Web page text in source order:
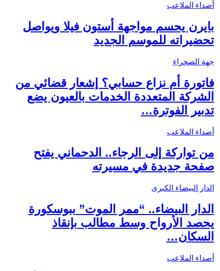
أصداء الملاعب
بايرن يحسم مواجهة أستون فيلا ويواصل
تحضيراته للموسم الجديد
جهة الصحراء
فاتورة أم نزاع حسابي؟ إشعار قضائي من
الشركة المتعددة الخدمات بالعيون يضع
تدبير الفوترة…
أصداء الملاعب
من تواركة إلى الرجاء.. الدحماني يفتح
صفحة جديدة في مسيرته
الدار البيضاء الكبرى
الدار البيضاء.. “ممر الموت” ببوسكورة
يحصد الأرواح وسط مطالب بإنقاذ
السكان…
أصداء الملاعب